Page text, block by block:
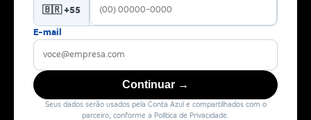
🇧🇷 +55
E-mail
Continuar →
Seus dados serão usados pela Conta Azul e compartilhados com o
parceiro, conforme a Política de Privacidade.